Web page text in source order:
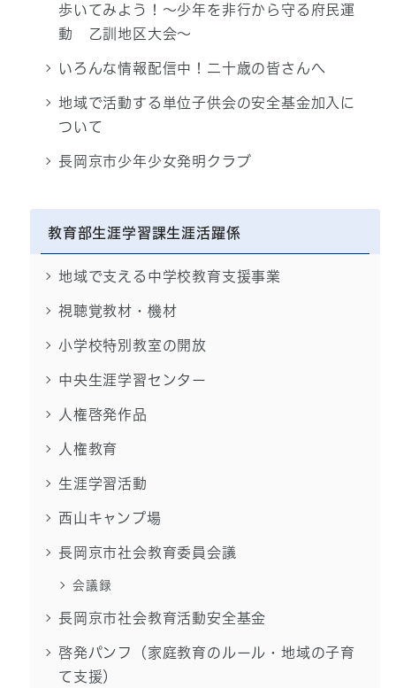
歩いてみよう！～少年を非行から守る府民運
動 乙訓地区大会～
いろんな情報配信中！二十歳の皆さんへ
地域で活動する単位子供会の安全基金加入に
ついて
長岡京市少年少女発明クラブ
教育部生涯学習課生涯活躍係
地域で支える中学校教育支援事業
視聴覚教材・機材
小学校特別教室の開放
中央生涯学習センター
人権啓発作品
人権教育
生涯学習活動
西山キャンプ場
長岡京市社会教育委員会議
会議録
長岡京市社会教育活動安全基金
啓発パンフ（家庭教育のルール・地域の子育
て支援）